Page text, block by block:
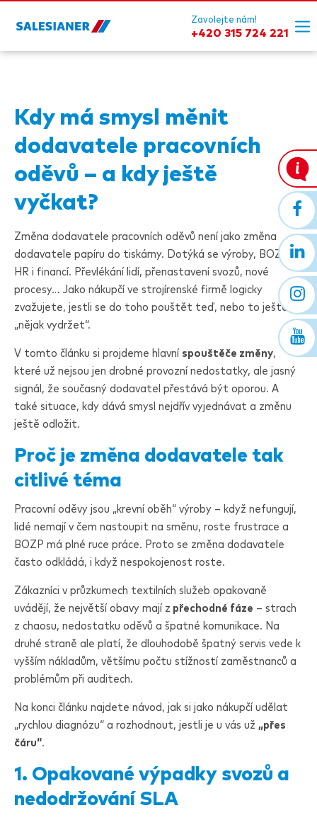
Zavolejte nám!
+420 315 724 221
Kdy má smysl měnit
dodavatele pracovních
oděvů – a kdy ještě
vyčkat?
Změna dodavatele pracovních oděvů není jako změna
dodavatele papíru do tiskárny. Dotýká se výroby, BOZP,
HR i financí. Převlékání lidí, přenastavení svozů, nové
procesy… Jako nákupčí ve strojírenské firmě logicky
zvažujete, jestli se do toho pouštět teď, nebo to ještě
„nějak vydržet“.
V tomto článku si projdeme hlavní spouštěče změny,
které už nejsou jen drobné provozní nedostatky, ale jasný
signál, že současný dodavatel přestává být oporou. A
také situace, kdy dává smysl nejdřív vyjednávat a změnu
ještě odložit.
Proč je změna dodavatele tak
citlivé téma
Pracovní oděvy jsou „krevní oběh“ výroby – když nefungují,
lidé nemají v čem nastoupit na směnu, roste frustrace a
BOZP má plné ruce práce. Proto se změna dodavatele
často odkládá, i když nespokojenost roste.
Zákazníci v průzkumech textilních služeb opakovaně
uvádějí, že největší obavy mají z přechodné fáze – strach
z chaosu, nedostatku oděvů a špatné komunikace. Na
druhé straně ale platí, že dlouhodobě špatný servis vede k
vyšším nákladům, většímu počtu stížností zaměstnanců a
problémům při auditech.
Na konci článku najdete návod, jak si jako nákupčí udělat
„rychlou diagnózu“ a rozhodnout, jestli je u vás už „přes
čáru“.
1. Opakované výpadky svozů a
nedodržování SLA